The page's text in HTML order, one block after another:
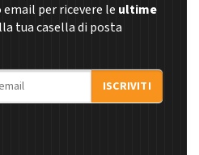
per ricevere le ultime
tua casella di posta
ISCRIVITI